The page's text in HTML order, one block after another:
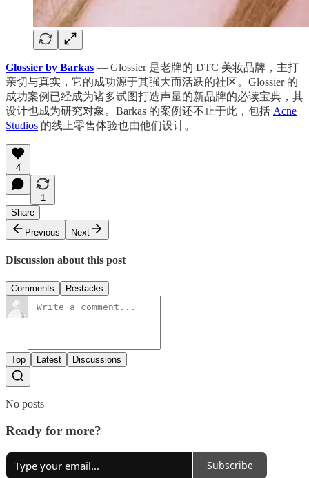
Glossier by Barkas — Glossier 是老牌的 DTC 美妆品牌，主打
亲切与真实，它的成功源于其强大而活跃的社区。Glossier 的
成功案例已经成为诸多试图打造声量的新品牌的必读宝典，其
设计也成为研究对象。Barkas 的案例还不止于此，包括 Acne
Studios 的线上零售体验也由他们设计。
4
1
Share
Previous
Next
Discussion about this post
Comments Restacks
Top Latest Discussions
No posts
Ready for more?
Subscribe